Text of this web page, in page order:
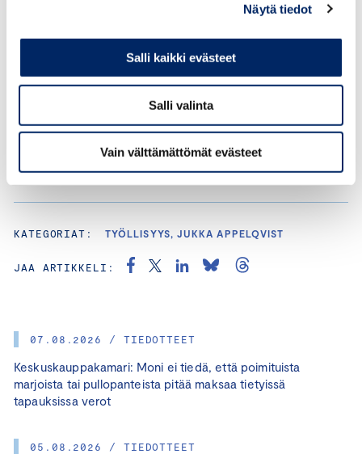
Näytä tiedot
Salli kaikki evästeet
Salli valinta
Vain välttämättömät evästeet
07.08.2026 / TIEDOTTEET
Keskuskauppakamari: Moni ei tiedä, että poimituista
marjoista tai pullopanteista pitää maksaa tietyissä
tapauksissa verot
05.08.2026 / TIEDOTTEET
jukka.appelqvist@chamber.fi
+358 44 263 1051
KATEGORIAT: TYÖLLISYYS, JUKKA APPELQVIST
JAA ARTIKKELI: